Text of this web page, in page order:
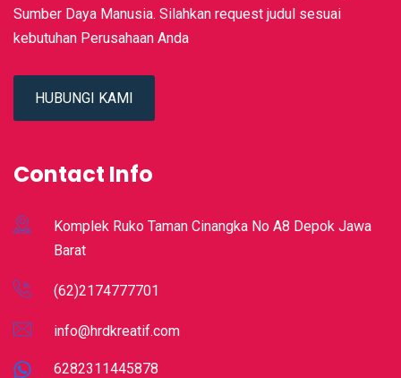
Sumber Daya Manusia. Silahkan request judul sesuai
kebutuhan Perusahaan Anda
HUBUNGI KAMI
Contact Info
Komplek Ruko Taman Cinangka No A8 Depok Jawa
Barat
(62)2174777701
info@hrdkreatif.com
6282311445878